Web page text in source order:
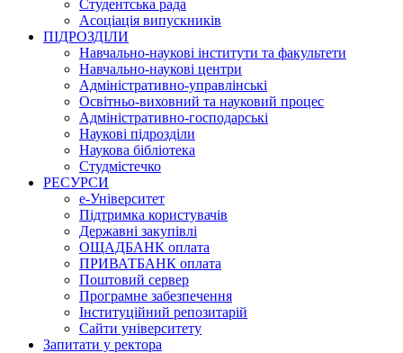
Студентська рада
Асоціація випускників
ПІДРОЗДІЛИ
Навчально-наукові інститути та факультети
Навчально-наукові центри
Адміністративно-управлінські
Освітньо-виховний та науковий процес
Адміністративно-господарські
Наукові підрозділи
Наукова бібліотека
Студмістечко
РЕСУРСИ
е-Університет
Підтримка користувачів
Державні закупівлі
ОЩАДБАНК оплата
ПРИВАТБАНК оплата
Поштовий сервер
Програмне забезпечення
Інституційний репозитарій
Сайти університету
Запитати у ректора